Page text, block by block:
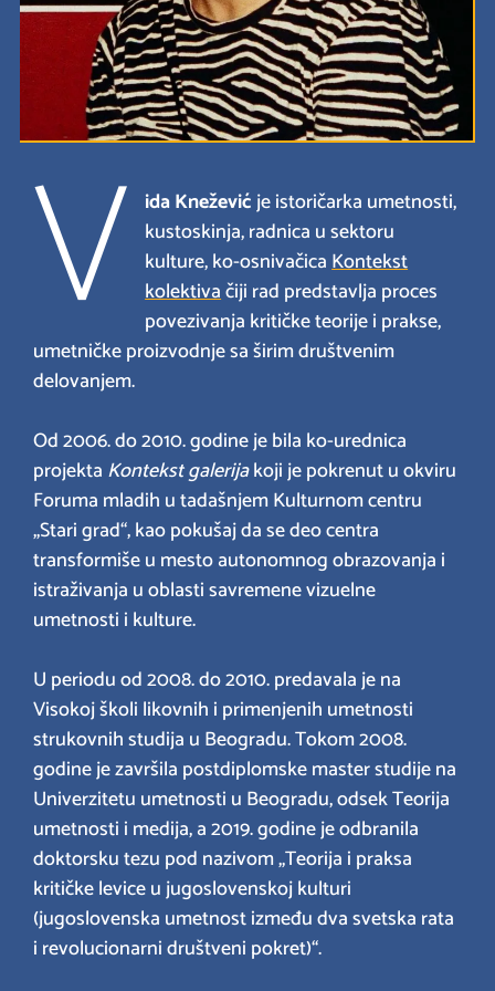
V ida Kneževićje istoričarka umetnosti,
kustoskinja, radnica u sektoru
kulture, ko-osnivačicaKontekst
kolektivačiji rad predstavlja proces
povezivanja kritičke teorije i prakse,
umetničke proizvodnje sa širim društvenim
delovanjem.
Od 2006. do 2010. godine je bila ko-urednica
projekta Kontekst galerijakoji je pokrenut u okviru
Foruma mladih u tadašnjem Kulturnom centru
„Stari grad“, kao pokušaj da se deo centra
transformiše u mesto autonomnog obrazovanja i
istraživanja u oblasti savremene vizuelne
umetnosti i kulture.
U periodu od 2008. do 2010. predavala je na
Visokoj školi likovnih i primenjenih umetnosti
strukovnih studija u Beogradu. Tokom 2008.
godine je završila postdiplomske master studije na
Univerzitetu umetnosti u Beogradu, odsek Teorija
umetnosti i medija, a 2019. godine je odbranila
doktorsku tezu pod nazivom „Teorija i praksa
kritičke levice u jugoslovenskoj kulturi
(jugoslovenska umetnost između dva svetska rata
i revolucionarni društveni pokret)“.